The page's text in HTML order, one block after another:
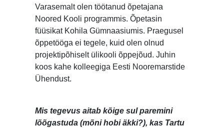
Varasemalt olen töötanud õpetajana
Noored Kooli programmis. Õpetasin
füüsikat Kohila Gümnaasiumis. Praegusel
õppetööga ei tegele, kuid olen olnud
projektipõhiselt ülikooli õppejõud. Juhin
koos kahe kolleegiga Eesti Nooremarstide
Ühendust.
Mis tegevus aitab kõige sul paremini
lõõgastuda (mõni hobi äkki?), kas Tartu